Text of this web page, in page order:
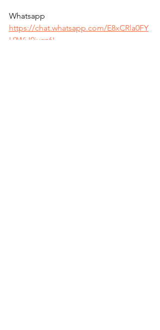
Whatsapp
https://chat.whatsapp.com/E8xCRla0FY
L9WiJ0jvgz6I